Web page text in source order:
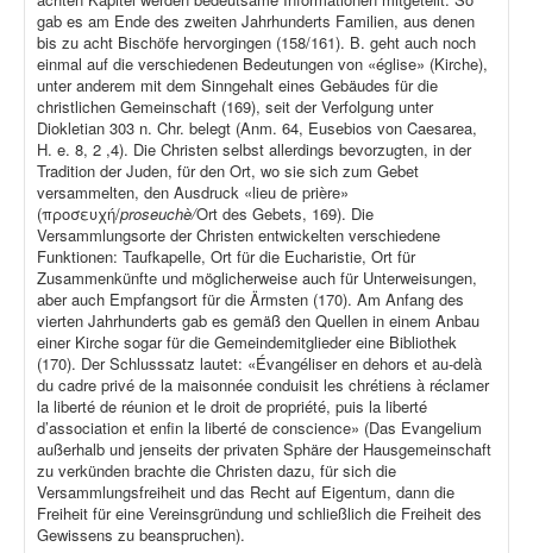
gab es am Ende des zweiten Jahrhunderts Familien, aus denen
bis zu acht Bischöfe hervorgingen (158/161). B. geht auch noch
einmal auf die verschiedenen Bedeutungen von «église» (Kirche),
unter anderem mit dem Sinngehalt eines Gebäudes für die
christlichen Gemeinschaft (169), seit der Verfolgung unter
Diokletian 303 n. Chr. belegt (Anm. 64, Eusebios von Caesarea,
H. e. 8, 2 ,4). Die Christen selbst allerdings bevorzugten, in der
Tradition der Juden, für den Ort, wo sie sich zum Gebet
versammelten, den Ausdruck «lieu de prière»
(προσευχή/proseuchè/Ort des Gebets, 169). Die
Versammlungsorte der Christen entwickelten verschiedene
Funktionen: Taufkapelle, Ort für die Eucharistie, Ort für
Zusammenkünfte und möglicherweise auch für Unterweisungen,
aber auch Empfangsort für die Ärmsten (170). Am Anfang des
vierten Jahrhunderts gab es gemäß den Quellen in einem Anbau
einer Kirche sogar für die Gemeindemitglieder eine Bibliothek
(170). Der Schlusssatz lautet: «Évangéliser en dehors et au-delà
du cadre privé de la maisonnée conduisit les chrétiens à réclamer
la liberté de réunion et le droit de propriété, puis la liberté
d’association et enfin la liberté de conscience» (Das Evangelium
außerhalb und jenseits der privaten Sphäre der Hausgemeinschaft
zu verkünden brachte die Christen dazu, für sich die
Versammlungsfreiheit und das Recht auf Eigentum, dann die
Freiheit für eine Vereinsgründung und schließlich die Freiheit des
Gewissens zu beanspruchen).